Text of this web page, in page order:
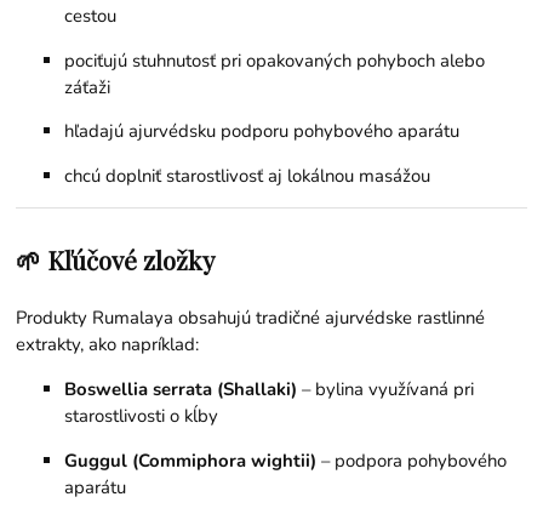
cestou
pociťujú stuhnutosť pri opakovaných pohyboch alebo
záťaži
hľadajú ajurvédsku podporu pohybového aparátu
chcú doplniť starostlivosť aj lokálnou masážou
🌱 Kľúčové zložky
Produkty Rumalaya obsahujú tradičné ajurvédske rastlinné
extrakty, ako napríklad:
Boswellia serrata (Shallaki) – bylina využívaná pri
starostlivosti o kĺby
Guggul (Commiphora wightii) – podpora pohybového
aparátu